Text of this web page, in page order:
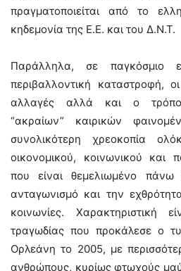
πραγματοποιείται από το
κηδεμονία της Ε.Ε. και του Δ.Ν.Τ.
Παράλληλα, σε παγκόσμιο
περιβαλλοντική καταστροφή,
αλλαγές αλλά και ο
“ακραίων” καιρικών
συνολικότερη χρεοκοπία
οικονομικού, κοινωνικού και
που είναι θεμελιωμένο πάνω
ανταγωνισμό και την
κοινωνίες. Χαρακτηριστική
τραγωδίας που προκάλεσε ο
Ορλεάνη το 2005, με
ανθρώπους, κυρίως φτωχούς